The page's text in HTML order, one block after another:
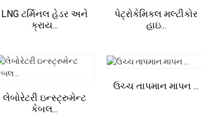
LNG ટર્મિનલ હેડર અને
ક્રાય...
પેટ્રોકેમિકલ મલ્ટીકોર
હાઇ...
લેબોરેટરી ઇન્સ્ટ્રુમેન્ટ
કેબલ...
ઉચ્ચ તાપમાન માપન ...